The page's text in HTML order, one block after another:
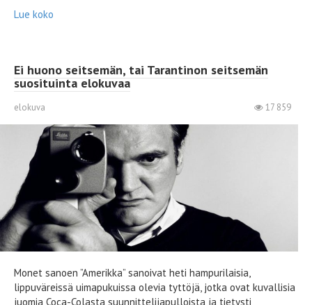
Lue koko
Ei huono seitsemän, tai Tarantinon seitsemän
suosituinta elokuvaa
elokuva 17 859
Monet sanoen ”Amerikka” sanoivat heti hampurilaisia,
lippuväreissä uimapukuissa olevia tyttöjä, jotka ovat kuvallisia
juomia Coca-Colasta suunnittelijapulloista ja tietysti